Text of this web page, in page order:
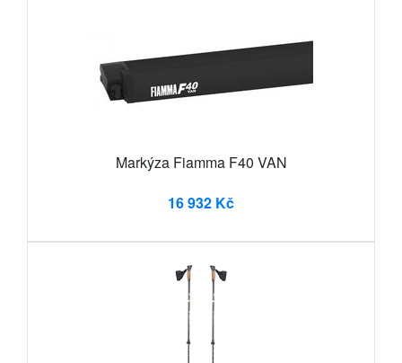
Markýza Fiamma F40 VAN
16 932 Kč